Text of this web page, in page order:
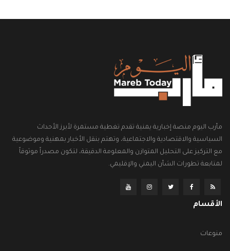
مأرب اليوم منصة إخبارية يمنية تقدم تغطية مستمرة لأبرز الأحداث
السياسية والاقتصادية والاجتماعية، وتهتم بنقل الأخبار بمهنية وموضوعية
مع التركيز على التحليل المتوازن والمعلومة الدقيقة، لتكون مصدراً موثوقاً
لمتابعة تطورات الشأن اليمني والإقليمي.
الأقسام
منوعات